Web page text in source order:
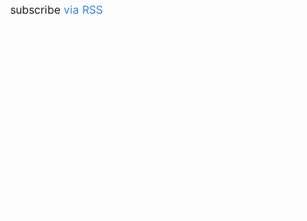
subscribe via RSS